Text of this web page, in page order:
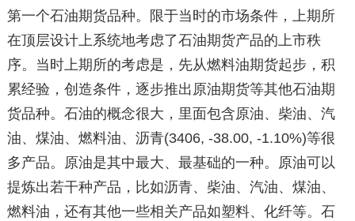
第一个石油期货品种。限于当时的市场条件，上期所
在顶层设计上系统地考虑了石油期货产品的上市秩
序。当时上期所的考虑是，先从燃料油期货起步，积
累经验，创造条件，逐步推出原油期货等其他石油期
货品种。石油的概念很大，里面包含原油、柴油、汽
油、煤油、燃料油、沥青(3406, -38.00, -1.10%)等很
多产品。原油是其中最大、最基础的一种。原油可以
提炼出若干种产品，比如沥青、柴油、汽油、煤油、
燃料油，还有其他一些相关产品如塑料、化纤等。石